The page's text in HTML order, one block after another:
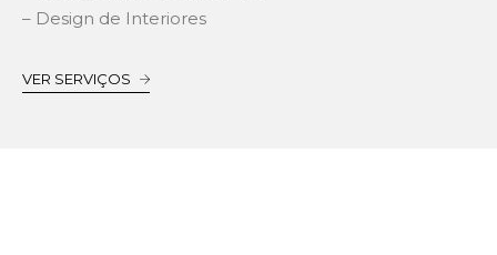
– Design de Interiores
VER SERVIÇOS